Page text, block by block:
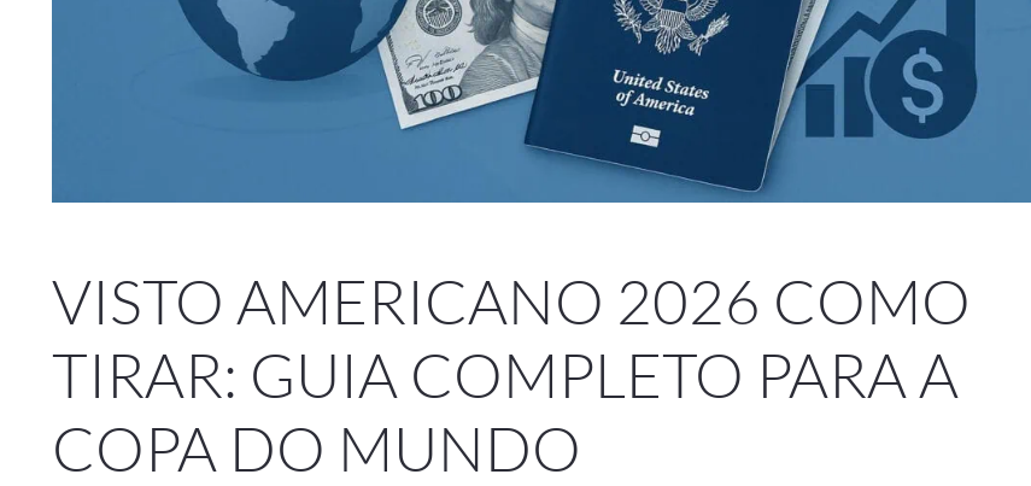
VISTO AMERICANO 2026 COMO
TIRAR: GUIA COMPLETO PARA A
COPA DO MUNDO